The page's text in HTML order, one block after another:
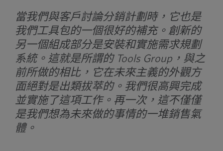
當我們與客戶討論分銷計劃時，它也是
我們工具包的一個很好的補充。創新的
另一個組成部分是安裝和實施需求規劃
系統。這就是所謂的 Tools Group，與之
前所做的相比，它在未來主義的外觀方
面絕對是出類拔萃的。我們很高興完成
並實施了這項工作。再一次，這不僅僅
是我們想為未來做的事情的一堆銷售氣
體。